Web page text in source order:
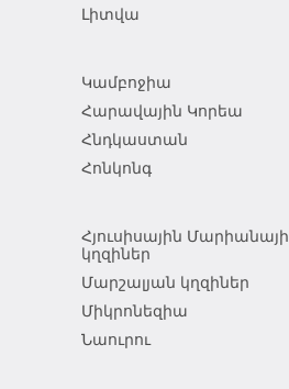
Լիտվա
Կամբոջիա
Հարավային Կորեա
Հնդկաստան
Հոնկոնգ
Հյուսիսային Մարիանայի
կղզիներ
Մարշալյան կղզիներ
Միկրոնեզիա
Նաուրու